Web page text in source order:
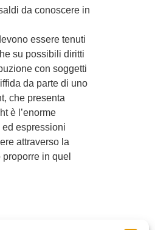
da conoscere in
essere tenuti
su possibili diritti
con soggetti
da parte di uno
che presenta
è l’enorme
ed espressioni
attraverso la
in quel